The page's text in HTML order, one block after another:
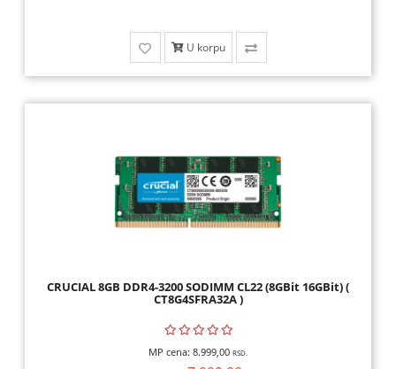
U korpu
CRUCIAL 8GB DDR4-3200 SODIMM CL22 (8GBit 16GBit) (
CT8G4SFRA32A )
MP cena: 8.999,00 RSD.